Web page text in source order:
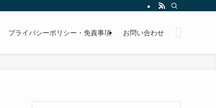
プライバシーポリシー・免責事項 お問い合わせ